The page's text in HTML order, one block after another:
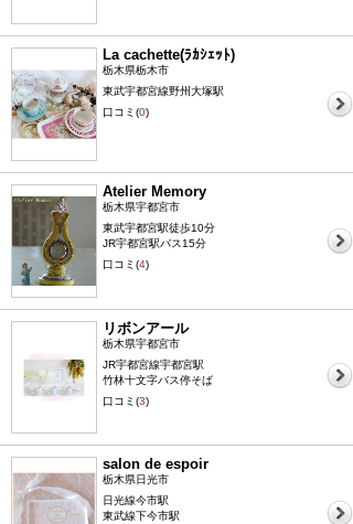
La cachette(ﾗｶｼｪｯﾄ)
栃木県栃木市
東武宇都宮線野州大塚駅
口コミ(0)
Atelier Memory
栃木県宇都宮市
東武宇都宮駅徒歩10分
JR宇都宮駅バス15分
口コミ(4)
リボンアール
栃木県宇都宮市
JR宇都宮線宇都宮駅
竹林十文字バス停そば
口コミ(3)
salon de espoir
栃木県日光市
日光線今市駅
東武線下今市駅